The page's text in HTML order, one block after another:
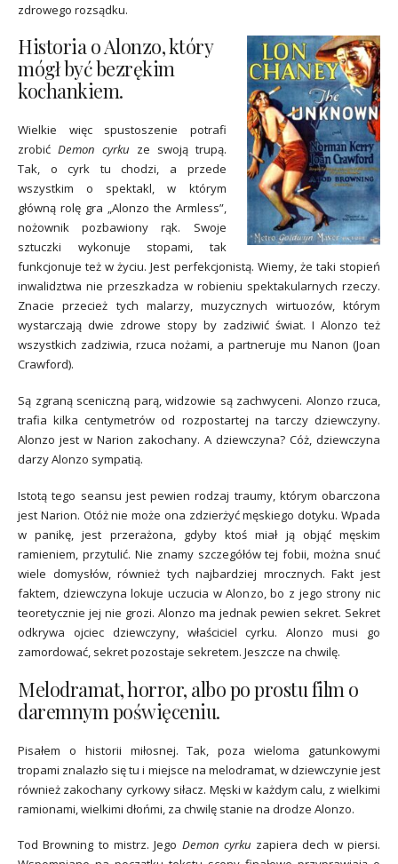
zdrowego rozsądku.
Historia o Alonzo, który
mógł być bezrękim
kochankiem.
Wielkie więc spustoszenie potrafi
zrobić Demon cyrku ze swoją trupą.
Tak, o cyrk tu chodzi, a przede
wszystkim o spektakl, w którym
główną rolę gra „Alonzo the Armless”,
nożownik pozbawiony rąk. Swoje
sztuczki wykonuje stopami, tak
funkcjonuje też w życiu. Jest perfekcjonistą. Wiemy, że taki stopień
inwalidztwa nie przeszkadza w robieniu spektakularnych rzeczy.
Znacie przecież tych malarzy, muzycznych wirtuozów, którym
wystarczają dwie zdrowe stopy by zadziwić świat. I Alonzo też
wszystkich zadziwia, rzuca nożami, a partneruje mu Nanon (Joan
Crawford).
Są zgraną sceniczną parą, widzowie są zachwyceni. Alonzo rzuca,
trafia kilka centymetrów od rozpostartej na tarczy dziewczyny.
Alonzo jest w Narion zakochany. A dziewczyna? Cóż, dziewczyna
darzy Alonzo sympatią.
Istotą tego seansu jest pewien rodzaj traumy, którym obarczona
jest Narion. Otóż nie może ona zdzierżyć męskiego dotyku. Wpada
w panikę, jest przerażona, gdyby ktoś miał ją objąć męskim
ramieniem, przytulić. Nie znamy szczegółów tej fobii, można snuć
wiele domysłów, również tych najbardziej mrocznych. Fakt jest
faktem, dziewczyna lokuje uczucia w Alonzo, bo z jego strony nic
teoretycznie jej nie grozi. Alonzo ma jednak pewien sekret. Sekret
odkrywa ojciec dziewczyny, właściciel cyrku. Alonzo musi go
zamordować, sekret pozostaje sekretem. Jeszcze na chwilę.
Melodramat, horror, albo po prostu film o
daremnym poświęceniu.
Pisałem o historii miłosnej. Tak, poza wieloma gatunkowymi
tropami znalazło się tu i miejsce na melodramat, w dziewczynie jest
również zakochany cyrkowy siłacz. Męski w każdym calu, z wielkimi
ramionami, wielkimi dłońmi, za chwilę stanie na drodze Alonzo.
Tod Browning to mistrz. Jego Demon cyrku zapiera dech w piersi.